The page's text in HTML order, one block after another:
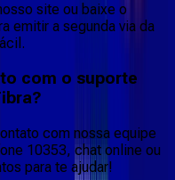
site ou baixe o
emitir a segunda via da
com o suporte
com nossa equipe
10353, chat online ou
para te ajudar!